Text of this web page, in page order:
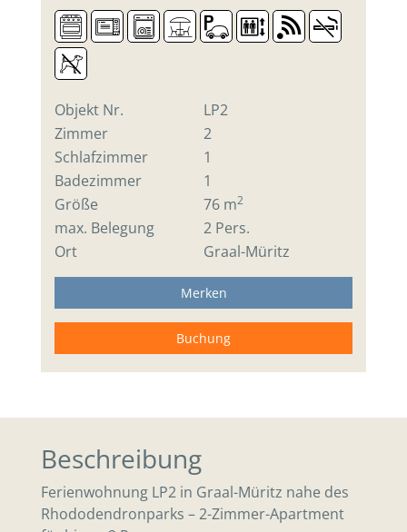
Objekt Nr.
LP2
Zimmer
2
Schlafzimmer
1
Badezimmer
1
Größe
76 m2
max. Belegung
2 Pers.
Ort
Graal-Müritz
Merken
Buchung
Beschreibung
Ferienwohnung LP2 in Graal-Müritz nahe des
Rhododendronparks – 2-Zimmer-Apartment